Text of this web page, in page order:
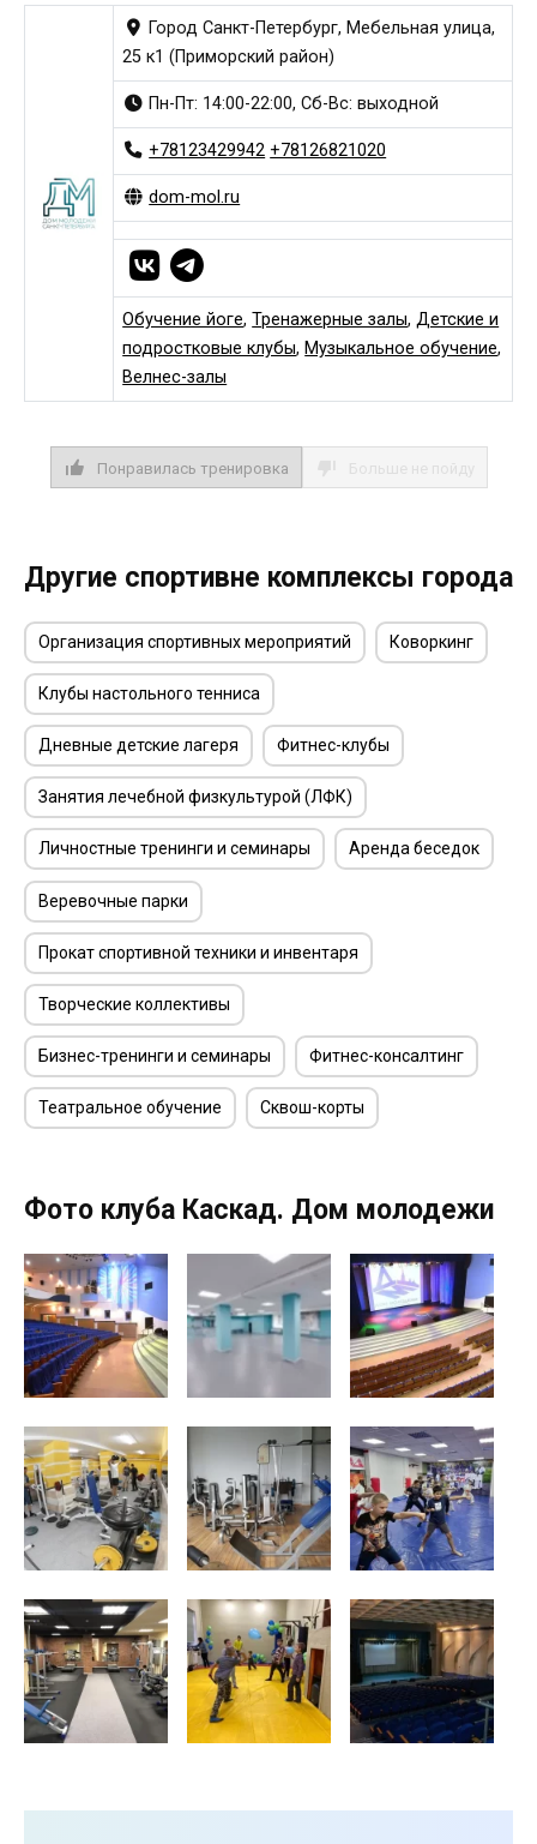
Город Санкт-Петербург, Мебельная улица,
25 к1 (Приморский район)
Пн-Пт: 14:00-22:00, Сб-Вс: выходной
+78123429942 +78126821020
dom-mol.ru
Обучение йоге,Тренажерные залы,Детские и
подростковые клубы, Музыкальное обучение,
Велнес-залы
Понравилась тренировка
Другие спортивне комплексы города
Организация спортивных мероприятий Коворкинг
Клубы настольного тенниса
Дневные детские лагеря Фитнес-клубы
Занятия лечебной физкультурой (ЛФК)
Личностные тренинги и семинары Аренда беседок
Веревочные парки
Прокат спортивной техники и инвентаря
Творческие коллективы
Бизнес-тренинги и семинары Фитнес-консалтинг
Театральное обучение Сквош-корты
Фото клуба Каскад. Дом молодежи